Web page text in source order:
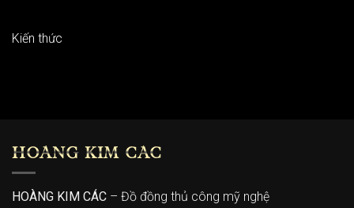
Kiến thức
HOÀNG KIM CÁC
HOÀNG KIM CÁC – Đồ đồng thủ công mỹ nghệ